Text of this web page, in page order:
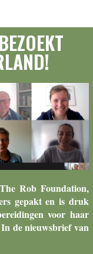
Rob Foundation,
gepakt en is druk
voor haar
de nieuwsbrief van